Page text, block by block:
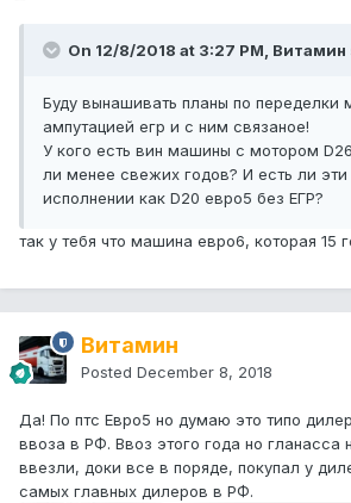
On 12/8/2018 at 3:27 PM, Витамин
Буду вынашивать планы по переделки
ампутацией егр и с ним связаное!
У кого есть вин машины с мотором
ли менее свежих годов? И есть ли
исполнении как D20 евро5 без ЕГР?
так у тебя что машина евро6, которая 15
Витамин
Posted December 8, 2018
Да! По птс Евро5 но думаю это типо
ввоза в РФ. Ввоз этого года но гланасса
ввезли, доки все в поряде, покупал у
самых главных дилеров в РФ.